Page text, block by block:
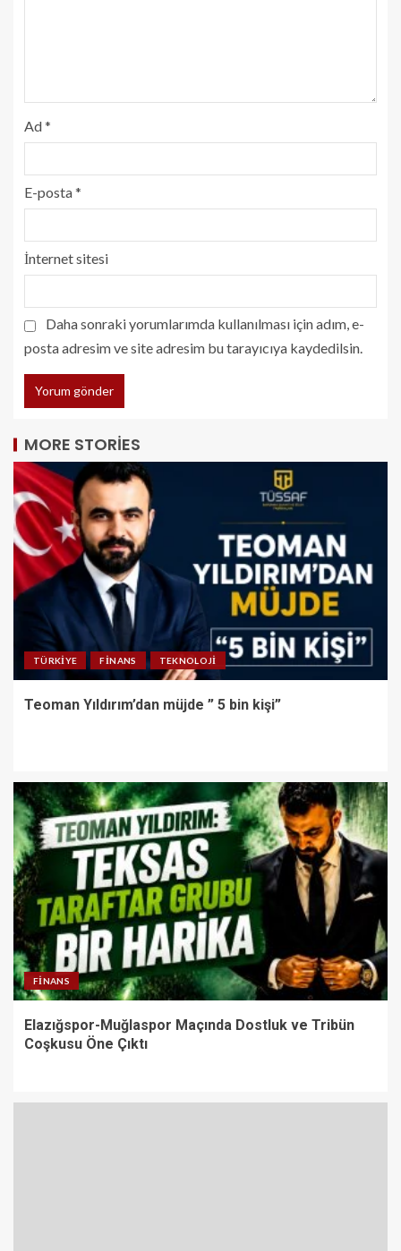
Ad*
E-posta*
İnternet sitesi
Daha sonraki yorumlarımda kullanılması için adım, e-
posta adresim ve site adresim bu tarayıcıya kaydedilsin.
MORE STORIES
TÜRKIYE FINANS TEKNOLOJI
Teoman Yıldırım’dan müjde ” 5 bin kişi”
FINANS
Elazığspor-Muğlaspor Maçında Dostluk ve Tribün
Coşkusu Öne Çıktı